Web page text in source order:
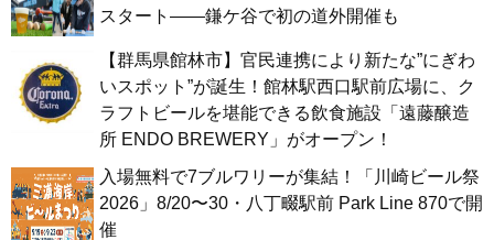
スタート——鎌ケ谷で初の道外開催も
【群馬県館林市】官民連携により新たな”にぎわ
いスポット”が誕生！館林駅西口駅前広場に、ク
ラフトビールを堪能できる飲食施設「遠藤醸造
所 ENDO BREWERY」がオープン！
入場無料で7ブルワリーが集結！「川崎ビール祭
2026」8/20〜30・八丁畷駅前 Park Line 870で開
催